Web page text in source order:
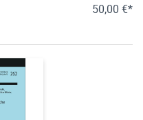
50,00 €*